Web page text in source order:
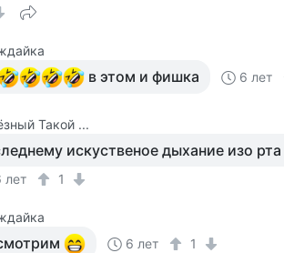
в этом и фишка 6 лет
Такой ...
искуственое дыхание изо
лет 1
6 лет 1